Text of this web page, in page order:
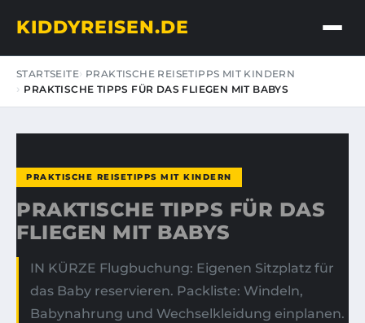
KIDDYREISEN.DE
STARTSEITE PRAKTISCHE REISETIPPS MIT KINDERN
PRAKTISCHE TIPPS FÜR DAS FLIEGEN MIT BABYS
PRAKTISCHE REISETIPPS MIT KINDERN
PRAKTISCHE TIPPS FÜR DAS
FLIEGEN MIT BABYS
IN KÜRZE Flugbuchung: Eigenen Sitzplatz für
das Baby reservieren. Packliste: Windeln,
Babynahrung und Wechselkleidung einplanen.